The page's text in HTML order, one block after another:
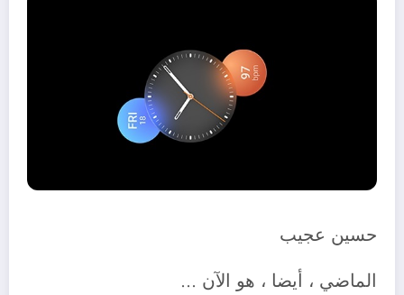
حسين عجيب
الماضي ، أيضا ، هو الآن …